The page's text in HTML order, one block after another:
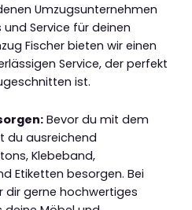
Umzugsunternehmen
Service für deinen
Fischer bieten wir einen
Service, der perfekt
ist.
Bevor du mit dem
du ausreichend
Klebeband,
Etiketten besorgen. Bei
dir gerne hochwertiges